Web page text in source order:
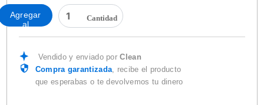
138
LENTE
ANTIEMPAÑANTE
cantidad
Agregar
al
Vendido y enviado porClean
Compra garantizada , recibe el producto
que esperabas o te devolvemos tu dinero